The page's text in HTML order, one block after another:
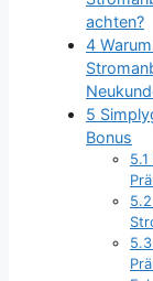
achten?
4
5
Bonus
5.1
5.2
5.3